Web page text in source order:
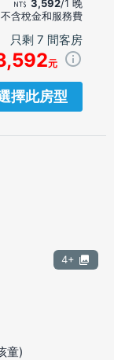
3,592/1 晚
不含稅金和服務費
只剩 7 間客房
元
擇此房型
4+
童)